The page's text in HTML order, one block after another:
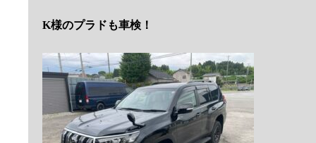
K様のプラドも車検！